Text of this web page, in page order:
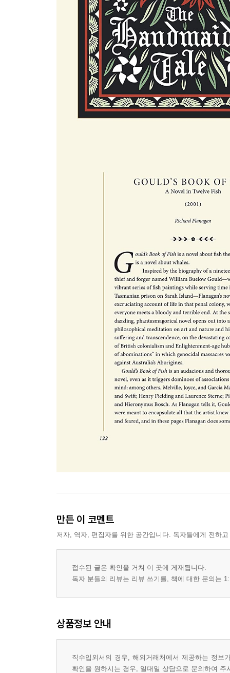
만든 이 코멘트
저자, 역자, 편집자를 위한 공간입니다. 독자들에게 전하
접수된 글은 확인을 거쳐 이 곳에 게재됩니다.
독자 분들의 리뷰는 리뷰 쓰기를, 책에 대한 문의는
상품정보 안내
직수입외서의 경우, 해외거래처에서 제공하는 정
확인을 원하시는 경우, 일대일 상담으로 문의하여 주